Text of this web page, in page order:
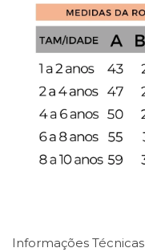
Informações Técnicas